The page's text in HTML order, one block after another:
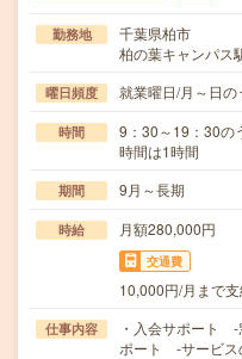
勤務地
千葉県柏市
柏の葉キャンパス
曜日頻度 就業曜日/月～日の
時間
9：30～19：30
時間は1時間
期間 9月～長期
時給 月額280,000円
交通費
10,000円/月まで
仕事内容
・入会サポート
ポート ‐サービ